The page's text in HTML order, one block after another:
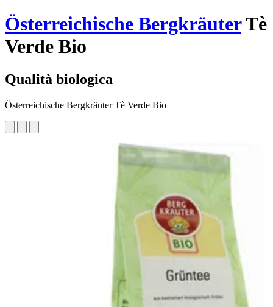
Österreichische BergkräuterTè
Verde Bio
Qualità biologica
Österreichische Bergkräuter Tè Verde Bio